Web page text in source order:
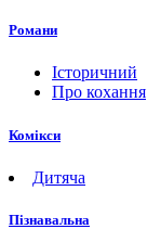
Романи
Історичний
Про кохання
Комікси
Дитяча
Пізнавальна